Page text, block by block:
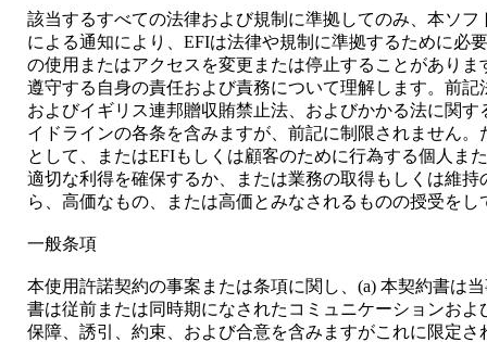
該当するすべての法律および規制に準拠してのみ、本ソ
による通知により、EFIは法律や規制に準拠するために必
の使用またはアクセスを変更または停止することがあり
遵守する自身の責任および責務について理解します。前
およびイギリス連邦贈収賄禁止法、およびかかる法に関
イドラインの各条を含みますが、前記に制限されません
として、またはEFIもしくは顧客のために行為する個人ま
適切な利得を確保するか、または業務の取得もしくは維
ら、高価なもの、または高価とみなされるものの授受をし
一般条項
本使用許諾契約の事案または条項に関し、(a) 本契約書は
書は従前または同時期になされたコミュニケーションお
保障、誘引、約束、および合意を含みますがこれに限定